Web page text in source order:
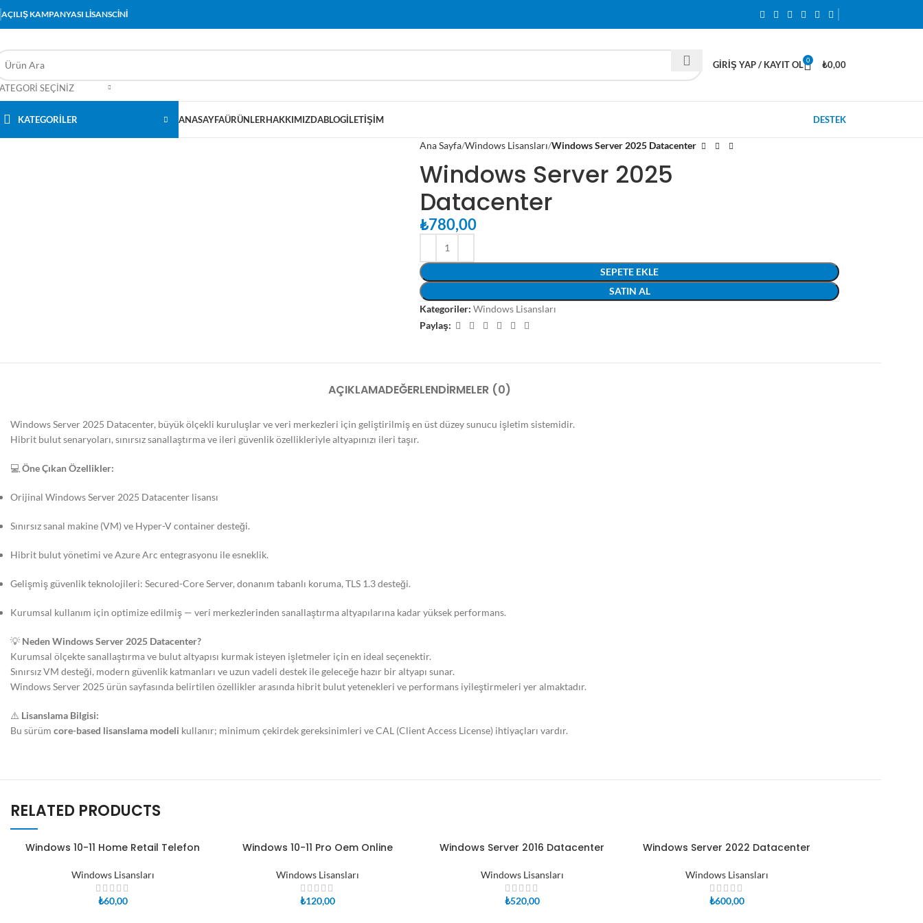
AÇILIŞ KAMPANYASI LİSANSCİNİ
SEÇINIZ
GIRIŞ YAP / KAYIT OL 0 ₺0,00
KATEGORİLER ANASAYFAÜRÜNLERHAKKIMIZDABLOGİLETIŞIM DESTEK
Ana Sayfa Windows Lisansları Windows Server 2025 Datacenter
Windows Server 2025
Datacenter
₺780,00
SEPETE EKLE
SATIN AL
Kategoriler: Windows Lisansları
Paylaş:
AÇIKLAMADEĞERLENDIRMELER (0)
Windows Server 2025 Datacenter, büyük ölçekli kuruluşlar ve veri merkezleri için geliştirilmiş en üst düzey sunucu işletim sistemidir.
Hibrit bulut senaryoları, sınırsız sanallaştırma ve ileri güvenlik özellikleriyle altyapınızı ileri taşır.
💻 Öne Çıkan Özellikler:
Orijinal Windows Server 2025 Datacenter lisansı
Sınırsız sanal makine (VM) ve Hyper-V container desteği.
Hibrit bulut yönetimi ve Azure Arc entegrasyonu ile esneklik.
Gelişmiş güvenlik teknolojileri: Secured-Core Server, donanım tabanlı koruma, TLS 1.3 desteği.
Kurumsal kullanım için optimize edilmiş — veri merkezlerinden sanallaştırma altyapılarına kadar yüksek performans.
💡 Neden Windows Server 2025 Datacenter?
Kurumsal ölçekte sanallaştırma ve bulut altyapısı kurmak isteyen işletmeler için en ideal seçenektir.
Sınırsız VM desteği, modern güvenlik katmanları ve uzun vadeli destek ile geleceğe hazır bir altyapı sunar.
Windows Server 2025 ürün sayfasında belirtilen özellikler arasında hibrit bulut yetenekleri ve performans iyileştirmeleri yer almaktadır.
⚠️ Lisanslama Bilgisi:
Bu sürüm core-based lisanslama modeli kullanır; minimum çekirdek gereksinimleri ve CAL (Client Access License) ihtiyaçları vardır.
RELATED PRODUCTS
SEPETE EKLE
Windows 10-11 Home Retail Telefon
Windows Lisansları
₺60,00
SEPETE EKLE
Windows 10-11 Pro Oem Online
Windows Lisansları
₺120,00
SEPETE EKLE
Windows Server 2016 Datacenter
Windows Lisansları
₺520,00
SEPETE EKLE
Windows Server 2022 Datacenter
Windows Lisansları
₺600,00